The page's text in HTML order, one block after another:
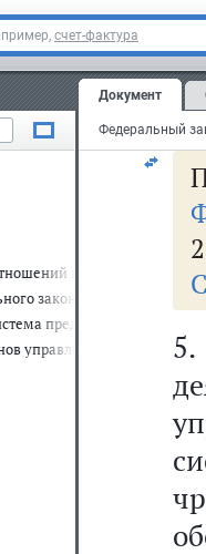
счет-фактура
в области защиты
закона
предупреждения и
управления и сил
Документ